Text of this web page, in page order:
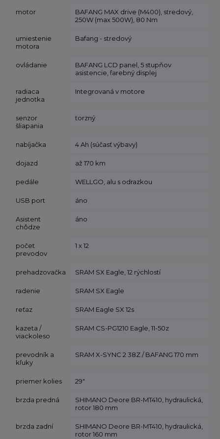
motor
BAFANG MAX drive (M400), stredový,
250W (max 500W), 80 Nm
umiestenie
motora
Bafang - stredový
ovládanie
BAFANG LCD panel, 5 stupňov
asistencie, farebný displej
radiaca
jednotka
Integrovaná v motore
senzor
šliapania
torzný
nabíjačka 4 Ah (súčasť výbavy)
dojazd až 170 km
pedále WELLGO, alu s odrazkou
USB port áno
Asistent
chôdze
áno
počet
prevodov
1 x 12
prehadzovačka SRAM SX Eagle, 12 rýchlostí
radenie SRAM SX Eagle
reťaz SRAM Eagle SX 12s
kazeta /
viackoleso
SRAM CS-PG1210 Eagle, 11-50z
prevodník a
kľuky
SRAM X-SYNC 2 38Z / BAFANG 170 mm
priemer kolies 29"
brzda predná
SHIMANO Deore BR-MT410, hydraulická,
rotor 180 mm
brzda zadní
SHIMANO Deore BR-MT410, hydraulická,
rotor 160 mm